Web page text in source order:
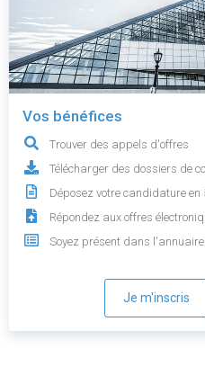
Vos bénéfices
Trouver des appels d'offres
Télécharger des dossiers de
Déposez votre candidature en
Répondez aux offres
Soyez présent dans l'annuaire
Je m'inscris